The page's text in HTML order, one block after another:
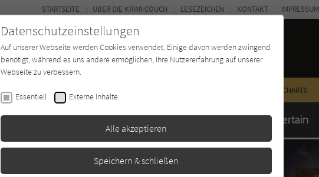
CHARTS
Zeit Buchtyp Autor*in Magazin Entertain
STARTSEITE ÜBER DIE KRIMI-COUCH LESEZEICHEN KONTAKT IMPRESSUM
Datenschutzeinstellungen
Auf unserer Webseite werden Cookies verwendet. Einige davon werden zwingend
benötigt, während es uns andere ermöglichen, Ihre Nutzererfahrung auf unserer
Webseite zu verbessern.
Essentiell Externe Inhalte
Alle akzeptieren
Speichern & schließen